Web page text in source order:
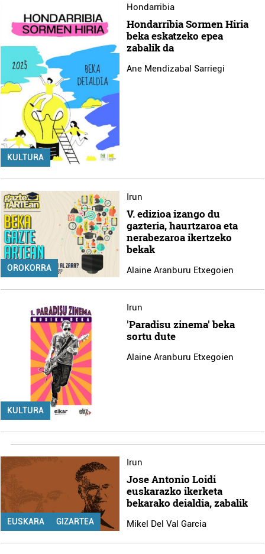
KULTURA
Hondarribia
Hondarribia Sormen Hiria
beka eskatzeko epea
zabalik da
Ane Mendizabal Sarriegi
OROKORRA
Irun
V. edizioa izango du
gazteria, haurtzaroa eta
nerabezaroa ikertzeko
bekak
Alaine Aranburu Etxegoien
KULTURA
Irun
'Paradisu zinema' beka
sortu dute
Alaine Aranburu Etxegoien
EUSKARA GIZARTEA
Irun
Jose Antonio Loidi
euskarazko ikerketa
bekarako deialdia, zabalik
Mikel Del Val Garcia